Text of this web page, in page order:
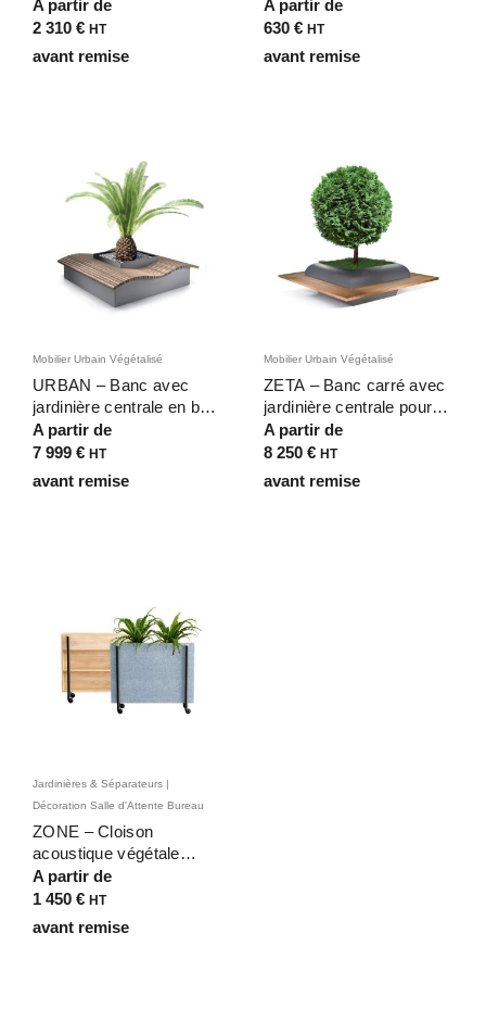
végétalisé pour espaces
publics avec intégration
végétale – D180cm
A partir de
2 310 € HT
avant remise
de manguier blanc
136x40x76 cm pour halls,
bureaux et espaces
A partir de
630 € HT
avant remise
Mobilier Urbain Végétalisé
URBAN – Banc avec
jardinière centrale en bois
pour zones urbaines
intensives – 2,2×2,2 m
A partir de
7 999 € HT
avant remise
Mobilier Urbain Végétalisé
ZETA – Banc carré avec
jardinière centrale pour
aménagements urbains
végétalisés – 2,5×2,5 m
A partir de
8 250 € HT
avant remise
Jardinières & Séparateurs |
Décoration Salle d'Attente Bureau
ZONE – Cloison
acoustique végétale
mobile pour espaces de
travail apaisants
A partir de
1 450 € HT
avant remise